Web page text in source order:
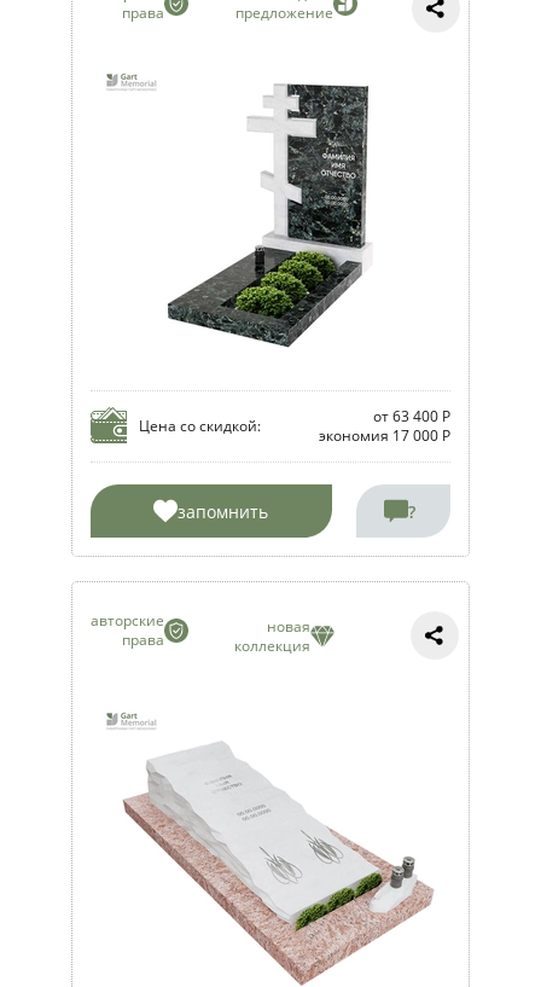
права
предложение
Цена со скидкой:
от 63 400 Р
экономия 17 000 Р
запомнить ?
авторские
права
новая
коллекция